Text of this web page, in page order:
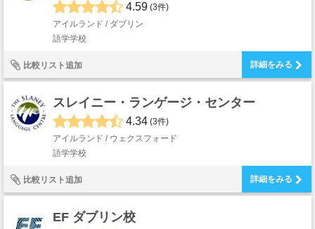
4.59 (3件)
アイルランド / ダブリン
語学学校
比較リスト追加 詳細をみる
スレイニー・ランゲージ・センター
4.34 (3件)
アイルランド / ウェクスフォード
語学学校
比較リスト追加 詳細をみる
EF ダブリン校